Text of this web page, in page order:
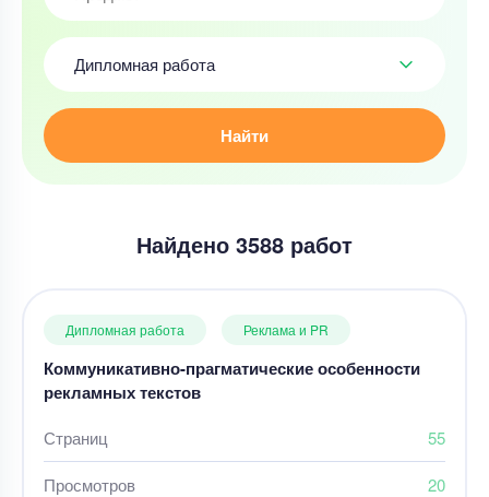
Дипломная работа
Найти
Найдено 3588 работ
Дипломная работа Реклама и PR
Коммуникативно-прагматические особенности
рекламных текстов
Страниц 55
Просмотров 20